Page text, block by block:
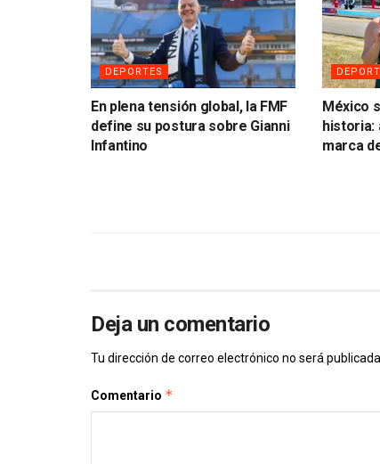
DEPORTES
En plena tensión global, la FMF
define su postura sobre Gianni
Infantino
México
historia:
marca
Deja un comentario
Tu dirección de correo electrónico no será publicada.
Comentario *